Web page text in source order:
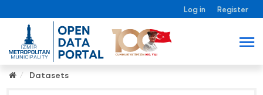
Log in Register
Datasets